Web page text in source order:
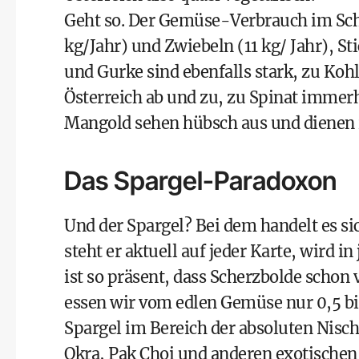
Geht so. Der Gemüse-Verbrauch im
kg/Jahr) und Zwiebeln (11 kg/ Jahr),
und Gurke sind ebenfalls stark, zu
Österreich ab und zu, zu Spinat
Mangold sehen hübsch aus und
Das Spargel-Paradoxon
Und der Spargel? Bei dem handelt es
steht er aktuell auf jeder Karte, wird
ist so präsent, dass Scherzbolde
essen wir vom edlen Gemüse nur 0,5
Spargel im Bereich der absoluten
Okra, Pak Choi und anderen